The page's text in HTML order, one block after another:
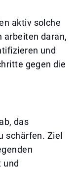
aktiv solche
arbeiten daran,
und
gegen die
das
schärfen. Ziel
und